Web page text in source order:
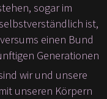
sogar im
ist,
einen Bund
Generationen
wir und unsere
unseren Körpern